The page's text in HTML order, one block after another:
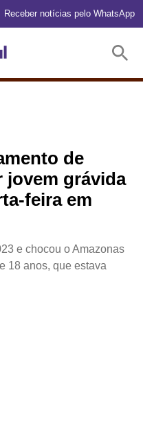
Receber notícias pelo WhatsApp
de
jovem grávida
feira em
e chocou o Amazonas
18 anos, que estava